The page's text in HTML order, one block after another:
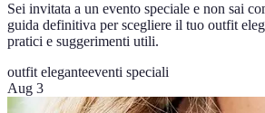
Sei invitata a un evento speciale e non sai
guida definitiva per scegliere il tuo outfit
pratici e suggerimenti utili.
outfit eleganteeventi speciali
Aug 3